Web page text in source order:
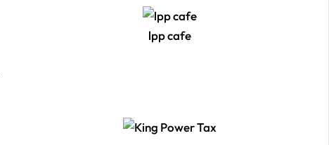
lpp cafe